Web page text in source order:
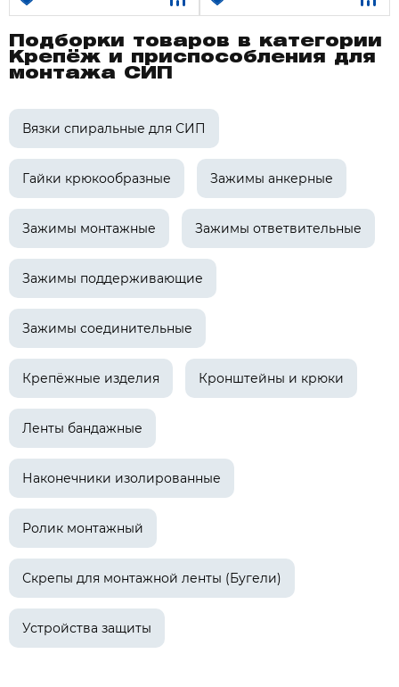
Подборки товаров в категории
Крепёж и приспособления для
монтажа СИП
Вязки спиральные для СИП
Гайки крюкообразные Зажимы анкерные
Зажимы монтажные Зажимы ответвительные
Зажимы поддерживающие
Зажимы соединительные
Крепёжные изделия Кронштейны и крюки
Ленты бандажные
Наконечники изолированные
Ролик монтажный
Скрепы для монтажной ленты (Бугели)
Устройства защиты